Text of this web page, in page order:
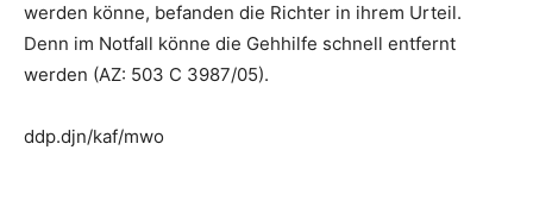
werden könne, befanden die Richter in ihrem Urteil.
Denn im Notfall könne die Gehhilfe schnell entfernt
werden (AZ: 503 C 3987/05).
ddp.djn/kaf/mwo